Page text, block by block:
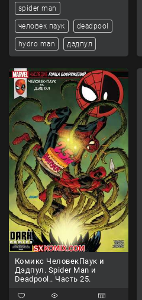
spider man
человек паук deadpool
hydro man дэдпул
Комикс ЧеловекПаук и
Дэдпул. Spider Man и
Deadpool.. Часть 25.